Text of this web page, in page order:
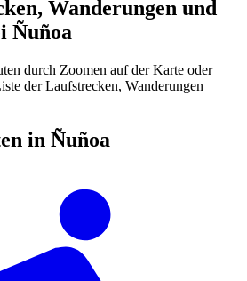
Wanderungen und
Ñuñoa
durch Zoomen auf der Karte oder
der Laufstrecken, Wanderungen
in Ñuñoa